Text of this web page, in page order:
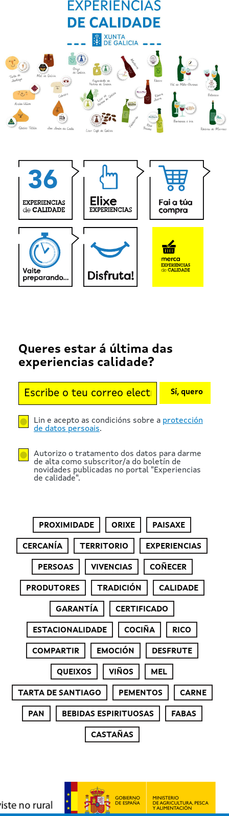
Queres estar á última das
experiencias calidade?
Lin e acepto as condicións sobre a protección
de datos persoais.
Autorizo o tratamento dos datos para darme
de alta como subscritor/a do boletín de
novidades publicadas no portal "Experiencias
de calidade".
Sí, quero
PROXIMIDADE ORIXE PAISAXE
CERCANÍA TERRITORIO EXPERIENCIAS
PERSOAS VIVENCIAS COÑECER
PRODUTORES TRADICIÓN CALIDADE
GARANTÍA CERTIFICADO
ESTACIONALIDADE COCIÑA RICO
COMPARTIR EMOCIÓN DESFRUTE
QUEIXOS VIÑOS MEL
TARTA DE SANTIAGO PEMENTOS CARNE
PAN BEBIDAS ESPIRITUOSAS FABAS
CASTAÑAS